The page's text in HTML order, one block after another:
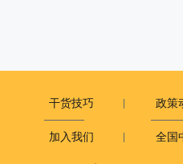
干货技巧 政策
加入我们 全国